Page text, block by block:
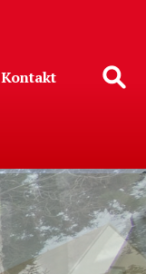
Kontakt